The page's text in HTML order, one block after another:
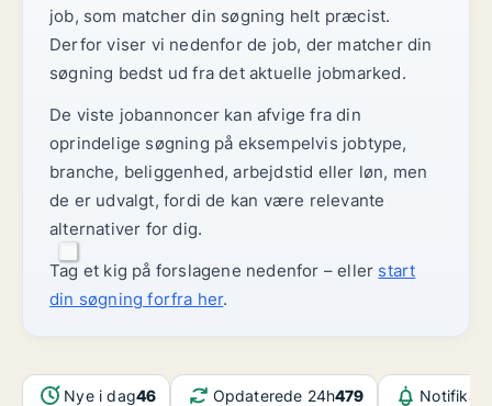
job, som matcher din søgning helt præcist.
Derfor viser vi nedenfor de job, der matcher din
søgning bedst ud fra det aktuelle jobmarked.
De viste jobannoncer kan afvige fra din
oprindelige søgning på eksempelvis jobtype,
branche, beliggenhed, arbejdstid eller løn, men
de er udvalgt, fordi de kan være relevante
alternativer for dig.
Tag et kig på forslagene nedenfor – eller start
din søgning forfra her.
Nye i dag46 Opdaterede 24h479